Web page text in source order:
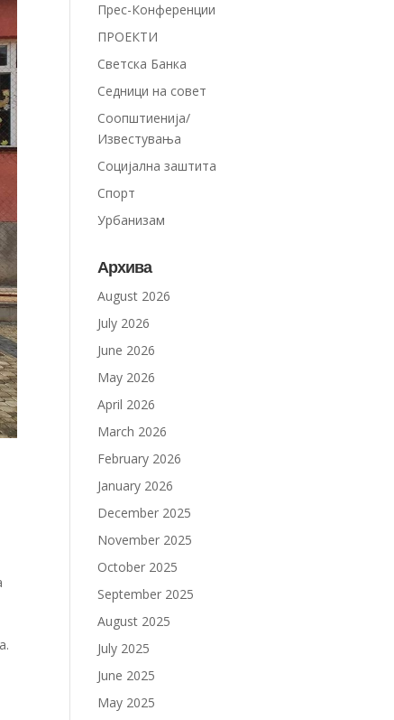
Прес-Конференции
ПРОЕКТИ
Светска Банка
Седници на совет
Соопштиенија/
Известувања
Социјална заштита
Спорт
Урбанизам
Архива
August 2026
July 2026
June 2026
May 2026
April 2026
March 2026
February 2026
January 2026
December 2025
November 2025
October 2025
September 2025
August 2025
July 2025
June 2025
May 2025